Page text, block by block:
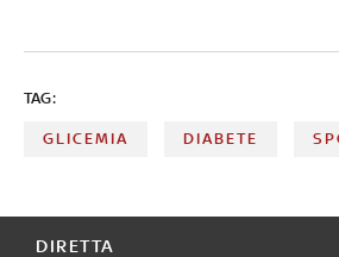
TAG:
GLICEMIA DIABETE
DIRETTA